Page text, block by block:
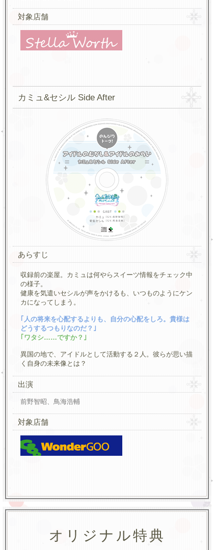
対象店舗
カミュ&セシル Side After
あらすじ
収録前の楽屋。カミュは何やらスイーツ情報をチェック中
の様子。
健康を気遣いセシルが声をかけるも、いつものようにケン
カになってしまう。
｢人の将来を心配するよりも、自分の心配をしろ。貴様は
どうするつもりなのだ？｣
｢ワタシ……ですか？｣
異国の地で、アイドルとして活動する２人。彼らが思い描
く自身の未来像とは？
出演
前野智昭、鳥海浩輔
対象店舗
オリジナル特典